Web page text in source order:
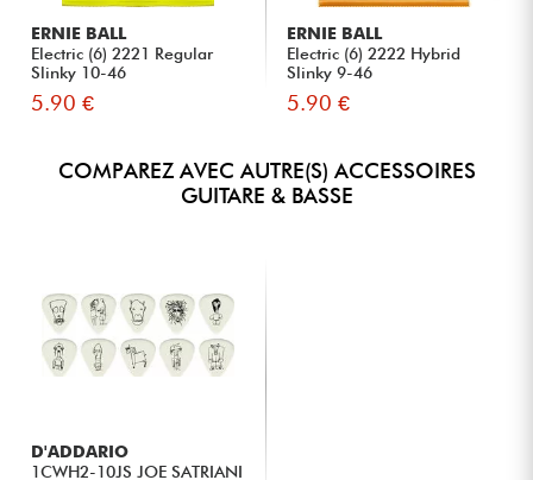
ERNIE BALL
Electric (6) 2221 Regular
Slinky 10-46
5.90 €
ERNIE BALL
Electric (6) 2222 Hybrid
Slinky 9-46
5.90 €
COMPAREZ AVEC AUTRE(S) ACCESSOIRES
GUITARE & BASSE
D'ADDARIO
1CWH2-10JS JOE SATRIANI